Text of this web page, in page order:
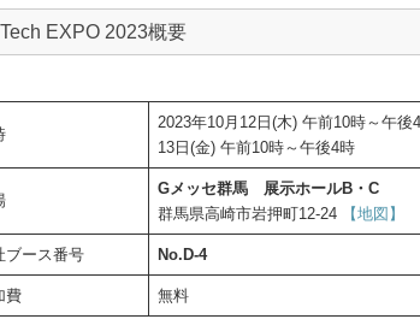
EXPO 2023概要
2023年10月12日(木) 午前10時～午後
13日(金) 午前10時～午後4時
Gメッセ群馬 展示ホールB・C
群馬県高崎市岩押町12-24
【地図】
ブース番号 No.D-4
費 無料